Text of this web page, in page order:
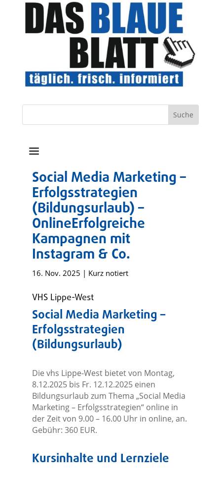
a
Social Media Marketing –
Erfolgsstrategien
(Bildungsurlaub) –
OnlineErfolgreiche
Kampagnen mit
Instagram & Co.
16. Nov. 2025 | Kurz notiert
VHS Lippe-West
Social Media Marketing –
Erfolgsstrategien
(Bildungsurlaub)
Die vhs Lippe-West bietet von Montag,
8.12.2025 bis Fr. 12.12.2025 einen
Bildungsurlaub zum Thema „Social Media
Marketing – Erfolgsstrategien“ online in
der Zeit von 9.00 – 16.00 Uhr in online, an.
Gebühr: 360 EUR.
Kursinhalte und Lernziele